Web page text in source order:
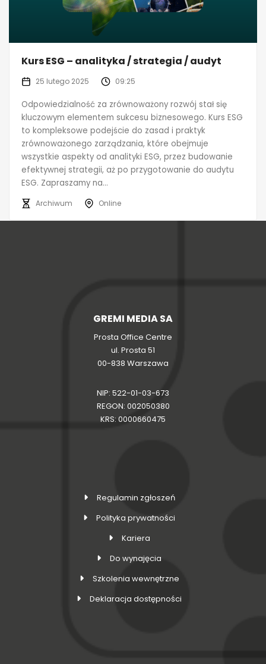
Kurs ESG – analityka / strategia / audyt
25 lutego 2025 09:25
Odpowiedzialność za zrównoważony rozwój stał się
kluczowym elementem sukcesu biznesowego. Kurs ESG
to kompleksowe podejście do zasad i praktyk
zrównoważonego zarządzania, które obejmuje
wszystkie aspekty od analityki ESG, przez budowanie
efektywnej strategii, aż po przygotowanie do audytu
ESG. Zapraszamy na...
Archiwum Online
GREMI MEDIA SA
Prosta Office Centre
ul. Prosta 51
00-838 Warszawa
NIP: 522-01-03-673
REGON: 002050380
KRS: 0000660475
Regulamin zgłoszeń
Polityka prywatności
Kariera
Do wynajęcia
Szkolenia wewnętrzne
Deklaracja dostępności